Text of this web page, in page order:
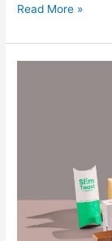
Memilih
Vinyl
SPC
Read More »